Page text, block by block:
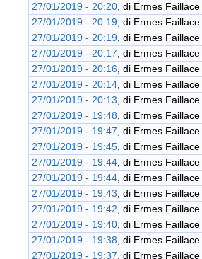
27/01/2019 - 20:20 , di Ermes Faillace
27/01/2019 - 20:19 , di Ermes Faillace
27/01/2019 - 20:19 , di Ermes Faillace
27/01/2019 - 20:17 , di Ermes Faillace
27/01/2019 - 20:16 , di Ermes Faillace
27/01/2019 - 20:14 , di Ermes Faillace
27/01/2019 - 20:13 , di Ermes Faillace
27/01/2019 - 19:48 , di Ermes Faillace
27/01/2019 - 19:47 , di Ermes Faillace
27/01/2019 - 19:45 , di Ermes Faillace
27/01/2019 - 19:44 , di Ermes Faillace
27/01/2019 - 19:44 , di Ermes Faillace
27/01/2019 - 19:43 , di Ermes Faillace
27/01/2019 - 19:42 , di Ermes Faillace
27/01/2019 - 19:40 , di Ermes Faillace
27/01/2019 - 19:38 , di Ermes Faillace
27/01/2019 - 19:37 , di Ermes Faillace